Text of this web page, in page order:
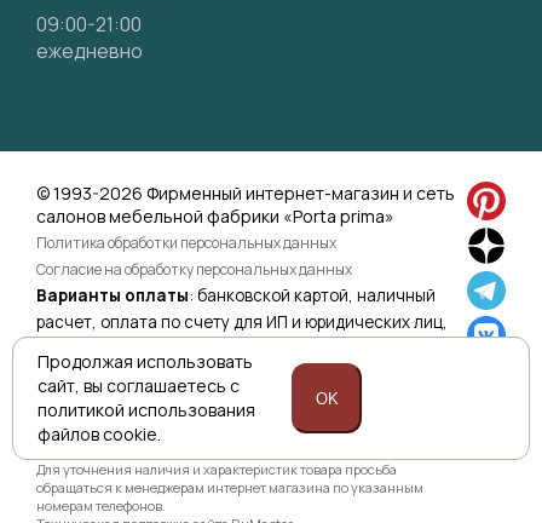
09:00-21:00
ежедневно
© 1993-2026 Фирменный интернет-магазин и сеть
салонов мебельной фабрики «Porta prima»
Политика обработки персональных данных
Согласие на обработку персональных данных
Варианты оплаты: банковской картой, наличный
расчет, оплата по счету для ИП и юридических лиц,
Приведенная на сайте информация не является публичной
Для уточнения наличия и характеристик товара просьба
обращаться к менеджерам интернет магазина по указанным
номерам телефонов.
Продолжая использовать
сайт, вы соглашаетесь с
политикой использования
файлов cookie.
OK